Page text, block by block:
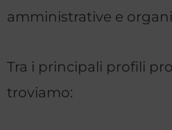
amministrative e
Tra i principali profili
troviamo: